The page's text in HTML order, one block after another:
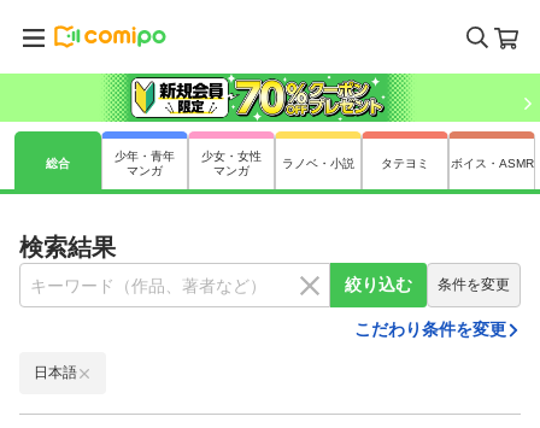
総合
少年・青年
マンガ
少女・女性
マンガ
ラノベ・小説 タテヨミ ボイス・ASMR
検索結果
絞り込む 条件を変更
こだわり条件を変更
日本語